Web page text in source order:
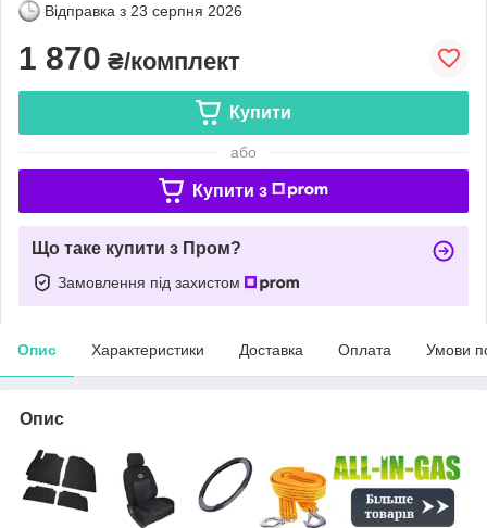
Відправка з 23 серпня 2026
1 870 ₴/комплект
Купити
або
Купити з
Що таке купити з Пром?
Замовлення під захистом
Опис Характеристики Доставка Оплата Умови
Опис